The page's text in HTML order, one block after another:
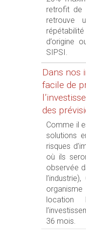
retrofit de
retrouve
d’origine
SIPSI.
Dans nos
facile de
des
Comme il
solutions
risques
où ils
observée
location
36 mois.